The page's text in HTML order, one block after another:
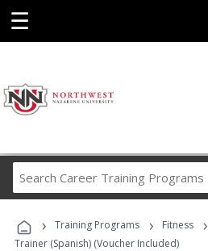
☰
Career
Programs
› Training Programs › Fitness ›
Trainer (Spanish) (Voucher Included)